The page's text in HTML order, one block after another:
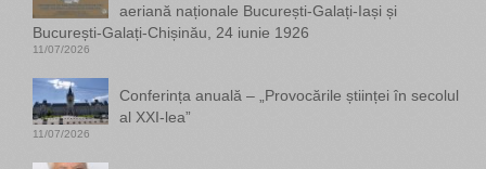
aeriană naționale București-Galați-Iași și
București-Galați-Chișinău, 24 iunie 1926
11/07/2026
Conferința anuală – „Provocările științei în secolul
al XXI-lea”
11/07/2026